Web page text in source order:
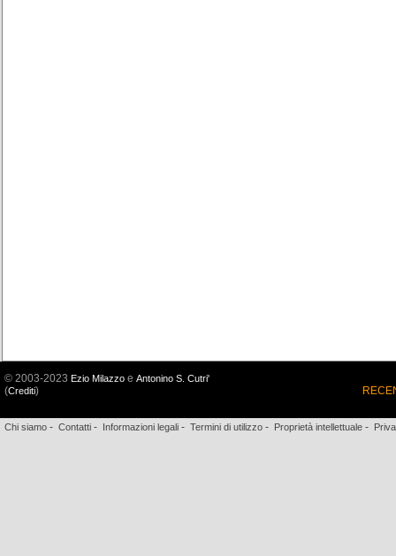
© 2003-2023 Ezio Milazzo e Antonino S. Cutri'
(Crediti)
Chi siamo - Contatti - Informazioni legali - Termini di utilizzo - Proprietà intellettuale -